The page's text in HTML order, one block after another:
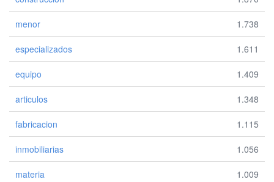
menor 1.738
especializados 1.611
equipo 1.409
articulos 1.348
fabricacion 1.115
inmobiliarias 1.056
materia 1.009